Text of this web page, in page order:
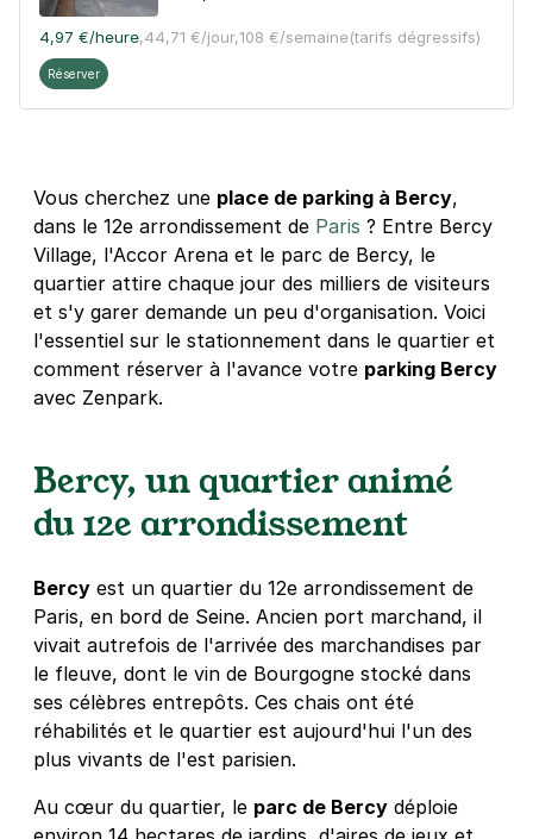
4,97 €/heure,44,71 €/jour,108 €/semaine(tarifs dégressifs)
Réserver
9 rue du Charolais
75012
29 €/jour 89 €/semaine(tarifs dégressifs)
Réserver
+ Abonnements disponibles
7 rue Corbineau
75012Paris
4,4(121 avis)
Réserver
+ Abonnements disponibles
Paris - Gare de Bercy - AccorHotels
Arena
75012 Paris
Vous cherchez une place de parking à Bercy,
dans le 12e arrondissement de Paris ? Entre Bercy
Village, l'Accor Arena et le parc de Bercy, le
quartier attire chaque jour des milliers de visiteurs
et s'y garer demande un peu d'organisation. Voici
l'essentiel sur le stationnement dans le quartier et
comment réserver à l'avance votre parking Bercy
avec Zenpark.
Bercy, un quartier animé
du 12e arrondissement
Bercy est un quartier du 12e arrondissement de
Paris, en bord de Seine. Ancien port marchand, il
vivait autrefois de l'arrivée des marchandises par
le fleuve, dont le vin de Bourgogne stocké dans
ses célèbres entrepôts. Ces chais ont été
réhabilités et le quartier est aujourd'hui l'un des
plus vivants de l'est parisien.
Au cœur du quartier, le parc de Bercy déploie